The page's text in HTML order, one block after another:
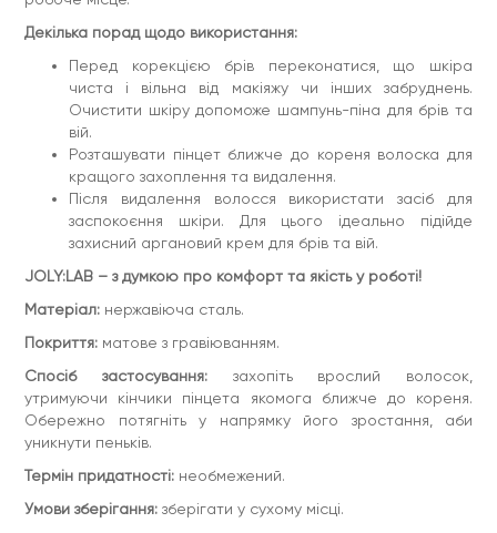
Декілька порад щодо використання:
Перед корекцією брів переконатися, що шкіра
чиста і вільна від макіяжу чи інших забруднень.
Очистити шкіру допоможе шампунь-піна для брів та
вій.
Розташувати пінцет ближче до кореня волоска для
кращого захоплення та видалення.
Після видалення волосся використати засіб для
заспокоєння шкіри. Для цього ідеально підійде
захисний аргановий крем для брів та вій.
JOLY:LAB – з думкою про комфорт та якість у роботі!
Матеріал: нержавіюча сталь.
Покриття: матове з гравіюванням.
Спосіб застосування:захопіть врослий волосок,
утримуючи кінчики пінцета якомога ближче до кореня.
Обережно потягніть у напрямку його зростання, аби
уникнути пеньків.
Термін придатності: необмежений.
Умови зберігання: зберігати у сухому місці.